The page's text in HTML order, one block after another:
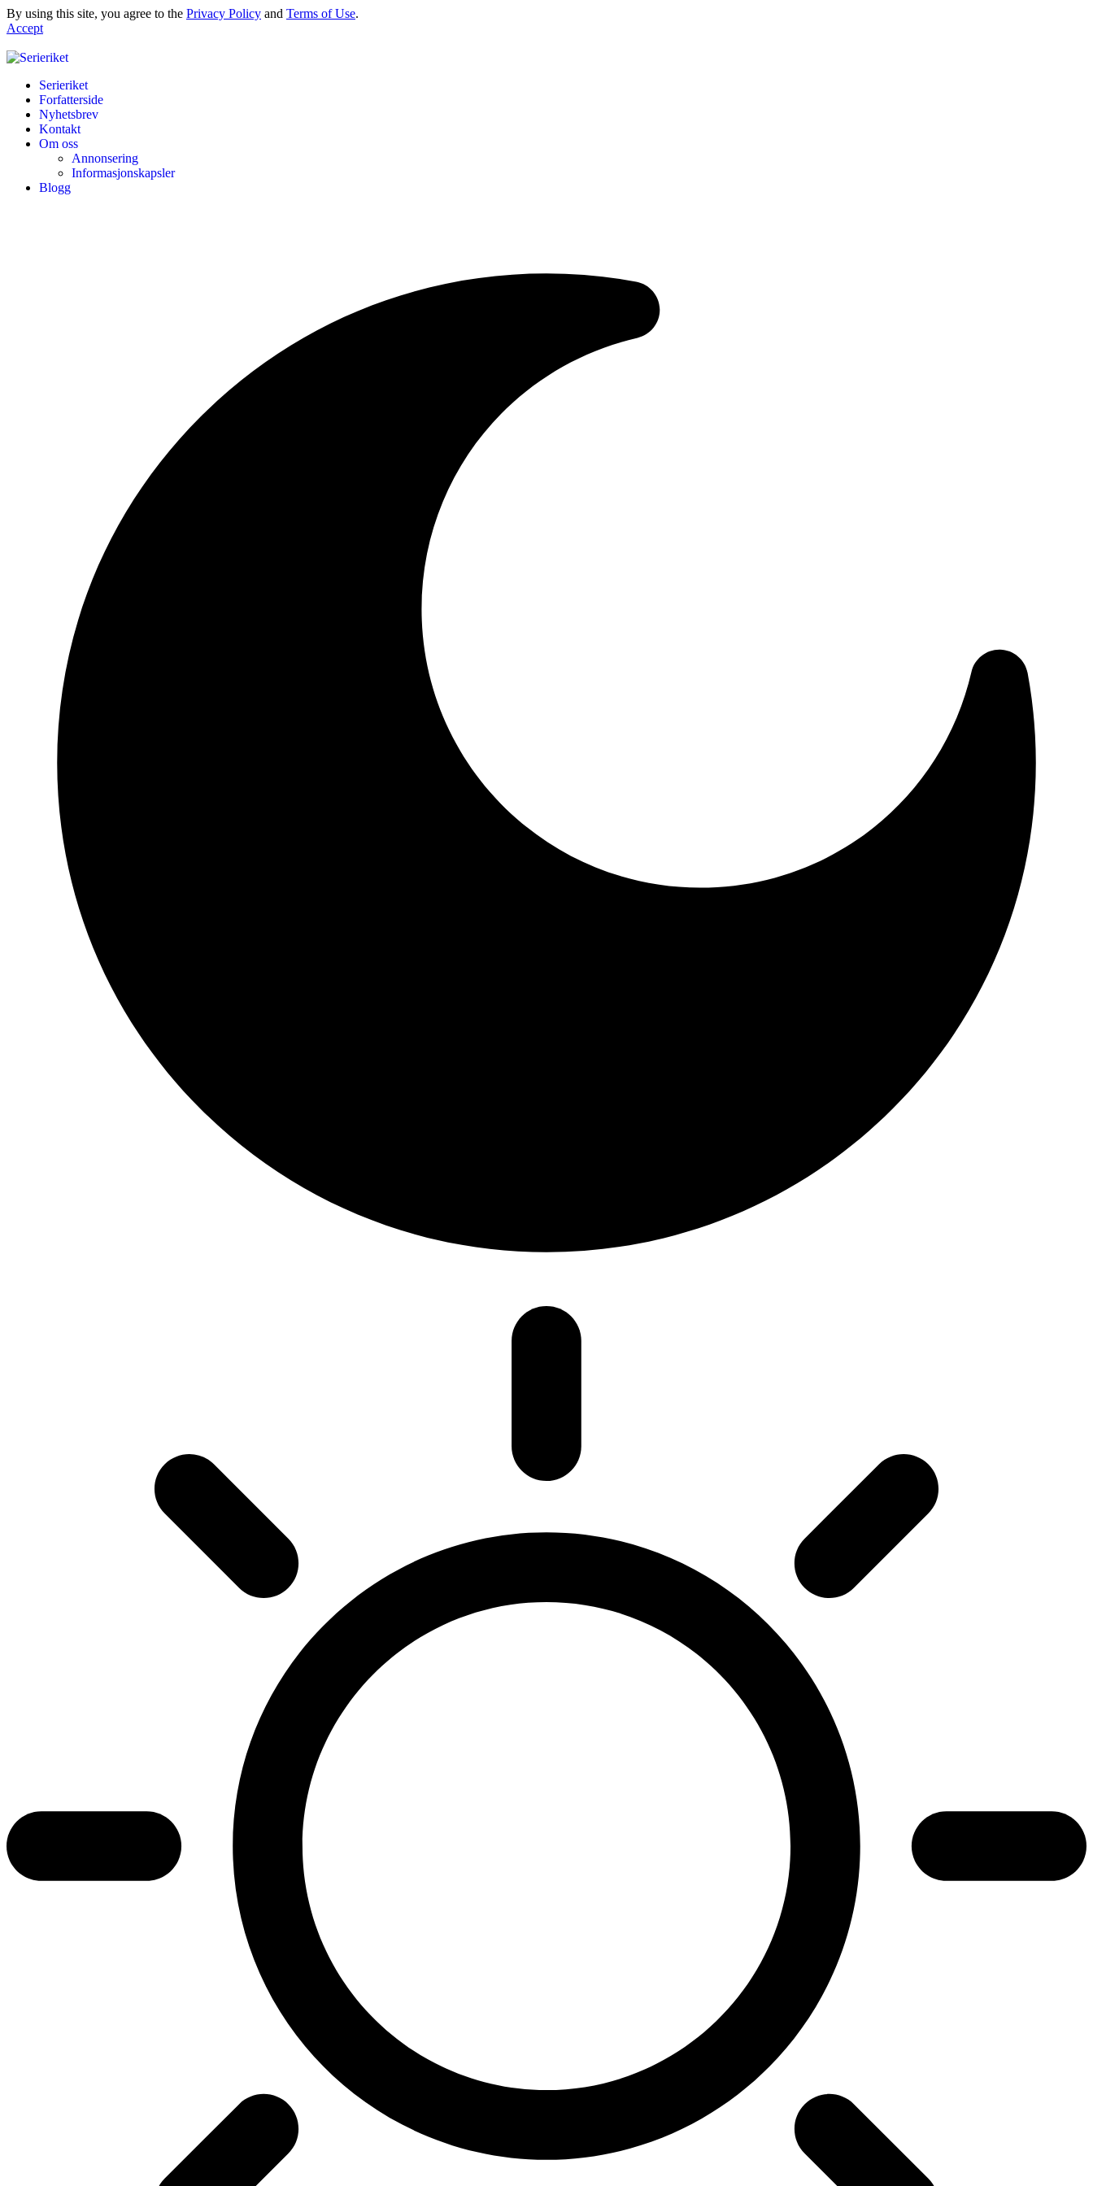
By using this site, you agree to the Privacy Policy and Terms of Use.
Accept
Serieriket
Forfatterside
Nyhetsbrev
Kontakt
Om oss
Annonsering
Informasjonskapsler
Blogg